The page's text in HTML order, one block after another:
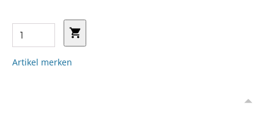
Artikel merken